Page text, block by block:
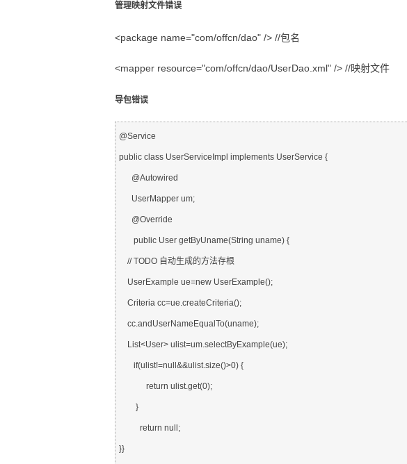
管理映射文件错误
<package name="com/offcn/dao" />//包名
<mapper resource="com/offcn/dao/UserDao.xml" />//映射文件
导包错误
@Service
public class UserServiceImpl implements UserService {
@Autowired
UserMapper um;
@Override
public User getByUname(String uname) {
    // TODO 自动生成的方法存根
    UserExample ue=new UserExample();
    Criteria cc=ue.createCriteria();
    cc.andUserNameEqualTo(uname);
    List<User> ulist=um.selectByExample(ue);
       if(ulist!=null&&ulist.size()>0) {
         return ulist.get(0);
        }
          return null;
}}